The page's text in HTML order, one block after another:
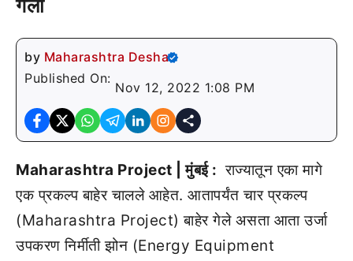
गेला
by Maharashtra Desha
Published On:
Nov 12, 2022 1:08 PM
Maharashtra Project | मुंबई : राज्यातून एका मागे
एक प्रकल्प बाहेर चालले आहेत. आतापर्यंत चार प्रकल्प
(Maharashtra Project) बाहेर गेले असता आता उर्जा
उपकरण निर्मीती झोन (Energy Equipment